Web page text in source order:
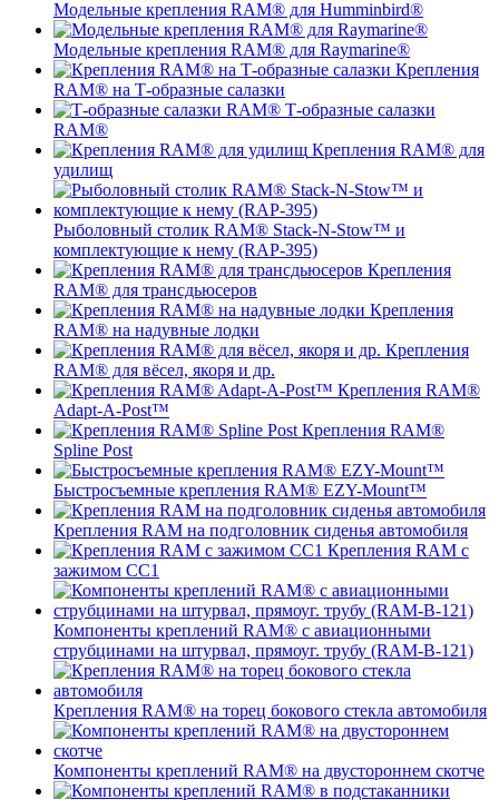
Модельные крепления RAM® для Humminbird®
Модельные крепления RAM® для Raymarine®
Крепления
RAM® на Т-образные салазки
Т-образные салазки
RAM®
Крепления RAM® для
удилищ
Рыболовный столик RAM® Stack-N-Stow™ и
комплектующие к нему (RAP-395)
Крепления
RAM® для трансдьюсеров
Крепления
RAM® на надувные лодки
Крепления
RAM® для вёсел, якоря и др.
Крепления RAM®
Adapt-A-Post™
Крепления RAM®
Spline Post
Быстросъемные крепления RAM® EZY-Mount™
Крепления RAM на подголовник сиденья автомобиля
Крепления RAM с
зажимом СС1
Компоненты креплений RAM® с авиационными
струбцинами на штурвал, прямоуг. трубу (RAM-B-121)
Крепления RAM® на торец бокового стекла автомобиля
Компоненты креплений RAM® на двустороннем скотче